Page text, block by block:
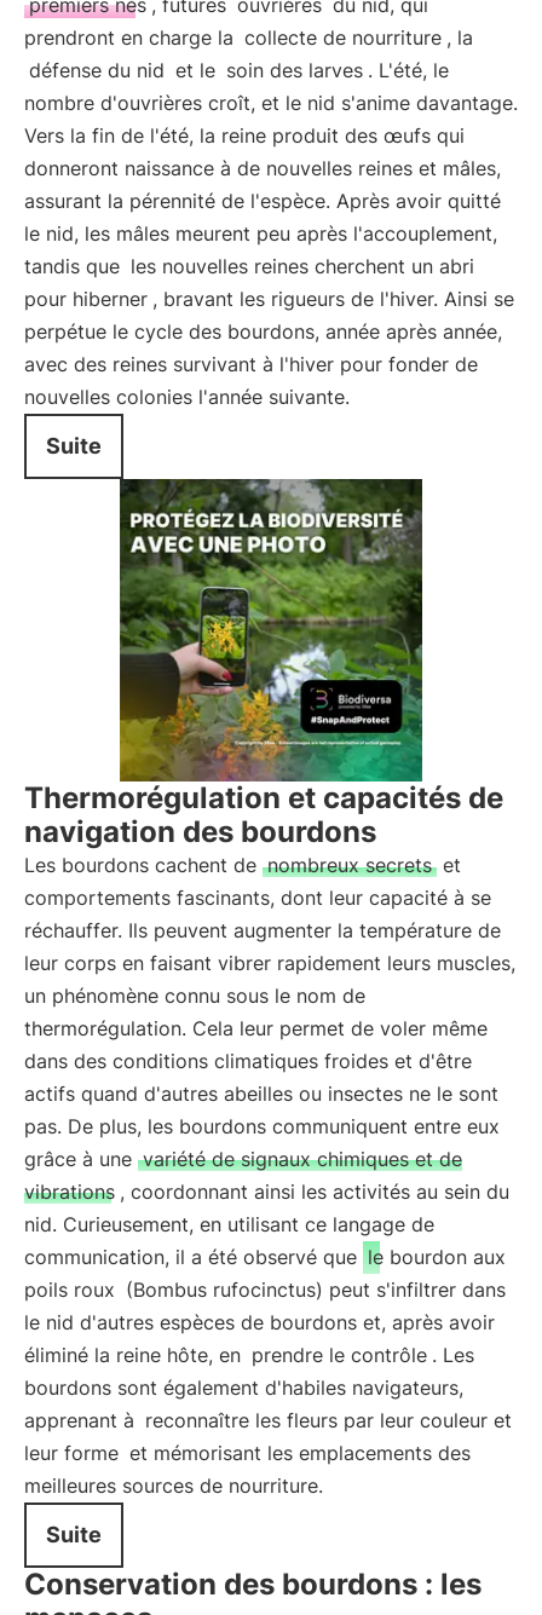
premiers nés , futures ouvrières du nid, qui
prendront en charge la collecte de nourriture , la
défense du nid et le soin des larves . L'été, le
nombre d'ouvrières croît, et le nid s'anime davantage.
Vers la fin de l'été, la reine produit des œufs qui
donneront naissance à de nouvelles reines et mâles,
assurant la pérennité de l'espèce. Après avoir quitté
le nid, les mâles meurent peu après l'accouplement,
tandis que les nouvelles reines cherchent un abri
pour hiberner , bravant les rigueurs de l'hiver. Ainsi se
perpétue le cycle des bourdons, année après année,
avec des reines survivant à l'hiver pour fonder de
nouvelles colonies l'année suivante.
Suite
Thermorégulation et capacités de
navigation des bourdons
Les bourdons cachent de nombreux secrets et
comportements fascinants, dont leur capacité à se
réchauffer. Ils peuvent augmenter la température de
leur corps en faisant vibrer rapidement leurs muscles,
un phénomène connu sous le nom de
thermorégulation. Cela leur permet de voler même
dans des conditions climatiques froides et d'être
actifs quand d'autres abeilles ou insectes ne le sont
pas. De plus, les bourdons communiquent entre eux
grâce à une variété de signaux chimiques et de
vibrations , coordonnant ainsi les activités au sein du
nid. Curieusement, en utilisant ce langage de
communication, il a été observé que le bourdon aux
poils roux (Bombus rufocinctus) peut s'infiltrer dans
le nid d'autres espèces de bourdons et, après avoir
éliminé la reine hôte, en prendre le contrôle . Les
bourdons sont également d'habiles navigateurs,
apprenant à reconnaître les fleurs par leur couleur et
leur forme et mémorisant les emplacements des
meilleures sources de nourriture.
Suite
Conservation des bourdons : les